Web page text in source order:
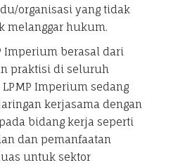
organisasi yang tidak
melanggar hukum.
Imperium berasal dari
praktisi di seluruh
Imperium sedang
kerjasama dengan
bidang kerja seperti
dan pemanfaatan
untuk sektor